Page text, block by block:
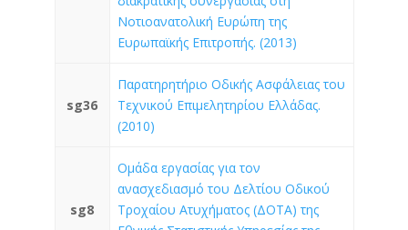
Νοτιοανατολική Ευρώπη της
Ευρωπαϊκής Επιτροπής. (2013)
sg36
Παρατηρητήριο Οδικής Ασφάλειας του
Τεχνικού Επιμελητηρίου Ελλάδας.
(2010)
sg8
Ομάδα εργασίας για τον
ανασχεδιασμό του Δελτίου Οδικού
Τροχαίου Ατυχήματος (ΔΟΤΑ) της